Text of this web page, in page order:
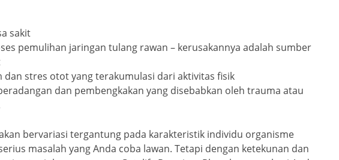
sakit
pemulihan jaringan tulang rawan – kerusakannya adalah sumber
dan stres otot yang terakumulasi dari aktivitas fisik
dan pembengkakan yang disebabkan oleh trauma atau
bervariasi tergantung pada karakteristik individu organisme
masalah yang Anda coba lawan. Tetapi dengan ketekunan dan